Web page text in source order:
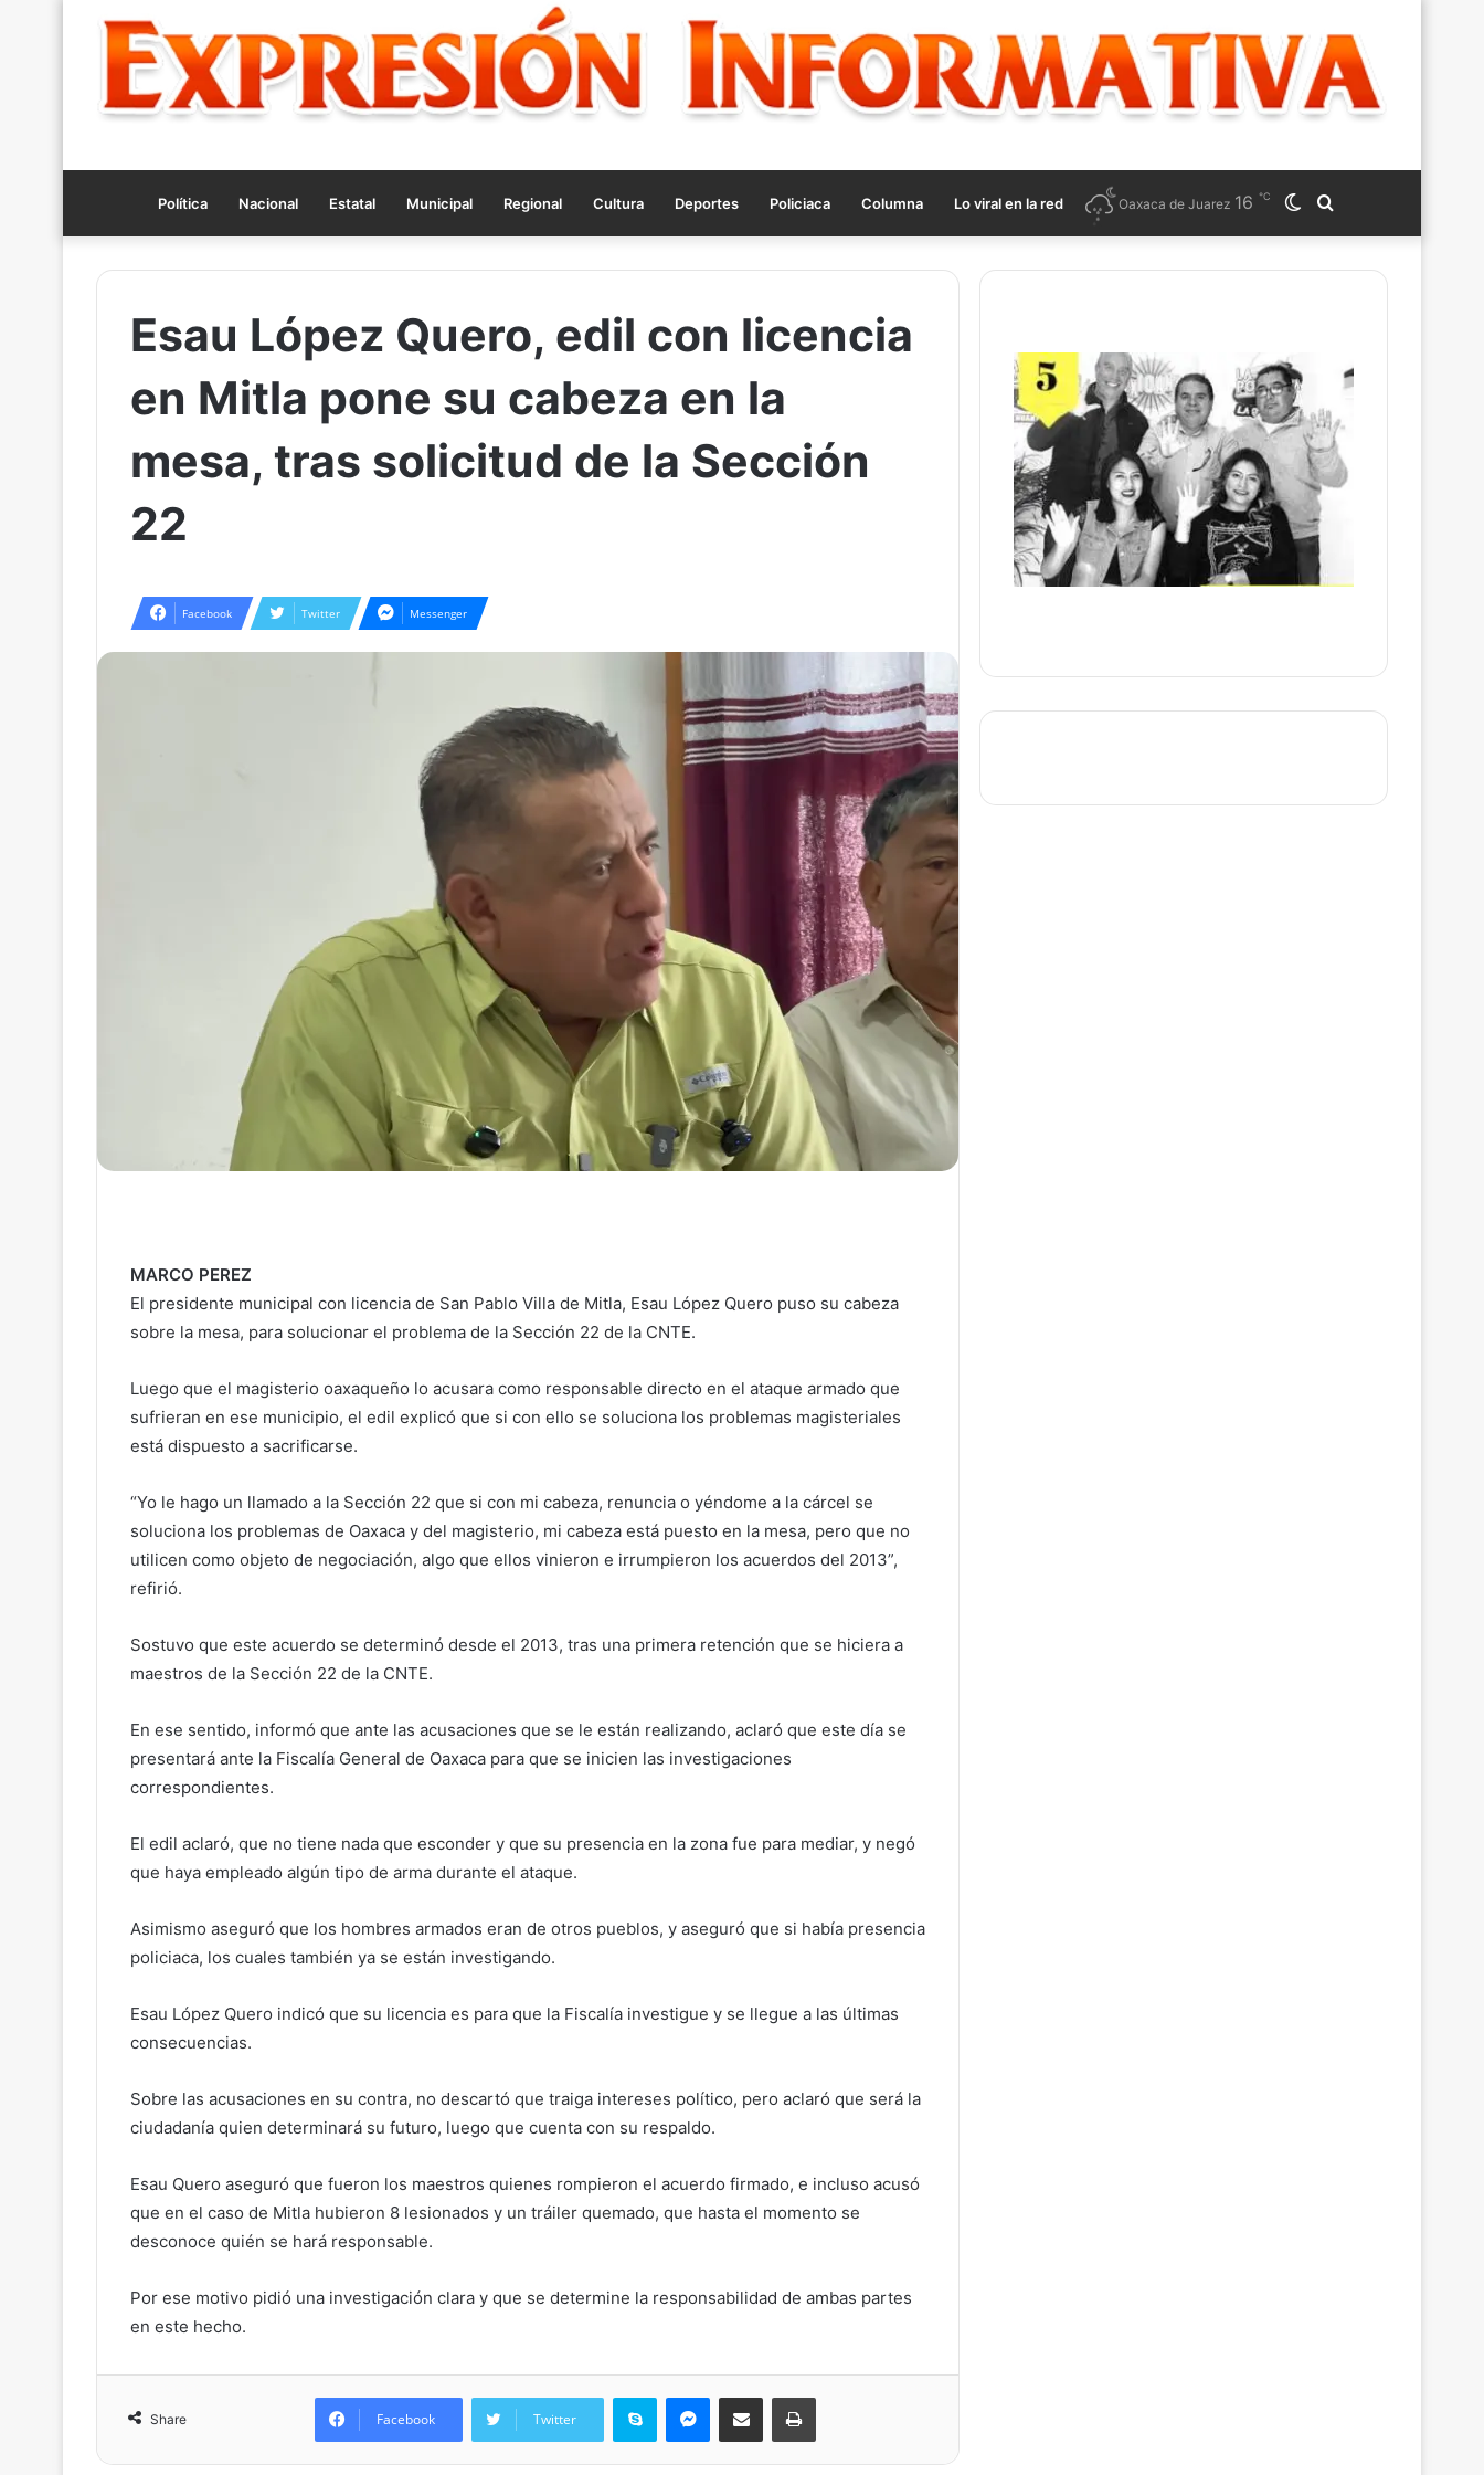
Política Nacional Estatal Municipal Regional Cultura Deportes Policiaca Columna Lo viral en la red
for
Switch
skin
Oaxaca de Juarez 16 ℃
Esau López Quero, edil con licencia
en Mitla pone su cabeza en la
mesa, tras solicitud de la Sección
22
Facebook Twitter Messenger
MARCO PEREZ
El presidente municipal con licencia de San Pablo Villa de Mitla, Esau López Quero puso su cabeza
sobre la mesa, para solucionar el problema de la Sección 22 de la CNTE.
Luego que el magisterio oaxaqueño lo acusara como responsable directo en el ataque armado que
sufrieran en ese municipio, el edil explicó que si con ello se soluciona los problemas magisteriales
está dispuesto a sacrificarse.
“Yo le hago un llamado a la Sección 22 que si con mi cabeza, renuncia o yéndome a la cárcel se
soluciona los problemas de Oaxaca y del magisterio, mi cabeza está puesto en la mesa, pero que no
utilicen como objeto de negociación, algo que ellos vinieron e irrumpieron los acuerdos del 2013”,
refirió.
Sostuvo que este acuerdo se determinó desde el 2013, tras una primera retención que se hiciera a
maestros de la Sección 22 de la CNTE.
En ese sentido, informó que ante las acusaciones que se le están realizando, aclaró que este día se
presentará ante la Fiscalía General de Oaxaca para que se inicien las investigaciones
correspondientes.
El edil aclaró, que no tiene nada que esconder y que su presencia en la zona fue para mediar, y negó
que haya empleado algún tipo de arma durante el ataque.
Asimismo aseguró que los hombres armados eran de otros pueblos, y aseguró que si había presencia
policiaca, los cuales también ya se están investigando.
Esau López Quero indicó que su licencia es para que la Fiscalía investigue y se llegue a las últimas
consecuencias.
Sobre las acusaciones en su contra, no descartó que traiga intereses político, pero aclaró que será la
ciudadanía quien determinará su futuro, luego que cuenta con su respaldo.
Esau Quero aseguró que fueron los maestros quienes rompieron el acuerdo firmado, e incluso acusó
que en el caso de Mitla hubieron 8 lesionados y un tráiler quemado, que hasta el momento se
desconoce quién se hará responsable.
Por ese motivo pidió una investigación clara y que se determine la responsabilidad de ambas partes
en este hecho.
Share Facebook Twitter
Skype Messenger
Share via Email Print